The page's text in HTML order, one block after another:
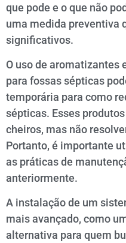
que pode e o que não
uma medida preventiva
significativos.
O uso de aromatizantes
para fossas sépticas
temporária para como
sépticas. Esses
cheiros, mas não
Portanto, é importante
as práticas de
anteriormente.
A instalação de um
mais avançado, como
alternativa para quem